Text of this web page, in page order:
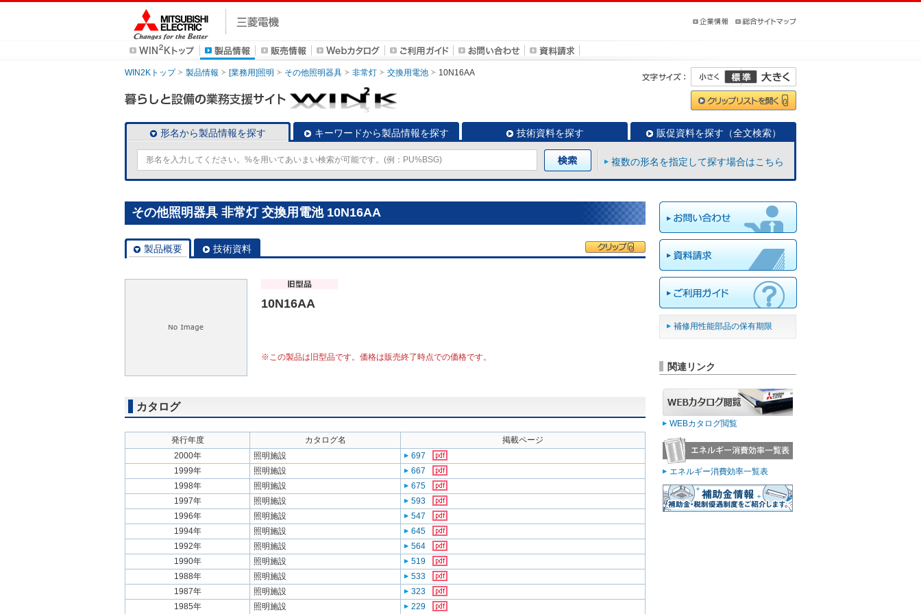
WIN2Kトップ 製品情報 [業務用]照明 その他照明器具 非常灯 交換用電池 10N16AA
形名から製品情報を探す キーワードから製品情報を探す 技術資料を探す 販促資料を探す（全文検索）
複数の形名を指定して探す場合はこちら
その他照明器具 非常灯 交換用電池 10N16AA
製品概要 技術資料
10N16AA
※この製品は旧型品です。価格は販売終了時点での価格です。
カタログ
発行年度 カタログ名
掲載ページ
2000年
照明施設
697
1999年
照明施設
667
1998年
照明施設
675
1997年
照明施設
593
1996年
照明施設
547
1994年
照明施設
645
1992年
照明施設
564
1990年
照明施設
519
1988年
照明施設
533
1987年
照明施設
323
1985年
照明施設 229
補修用性能部品の保有期限
関連リンク
WEBカタログ閲覧
エネルギー消費効率一覧表